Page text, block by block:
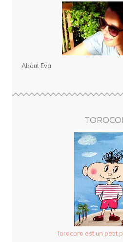
About Eva
Torocoro est un petit